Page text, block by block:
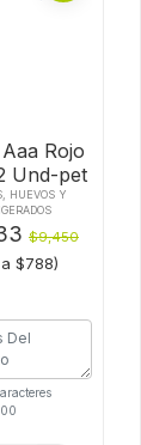
Rojo
Und-pet
HUEVOS Y
$9,450
$788)